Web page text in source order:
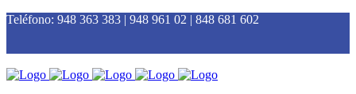
Teléfono: 948 363 383 | 948 961 02 | 848 681 602